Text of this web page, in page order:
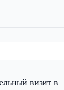
визит в